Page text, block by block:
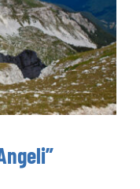
Angeli”